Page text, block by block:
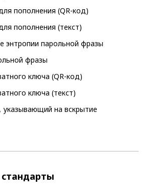
пополнения (QR-код)
пополнения (текст)
энтропии парольной фразы
фразы
ключа (QR-код)
ключа (текст)
на вскрытие